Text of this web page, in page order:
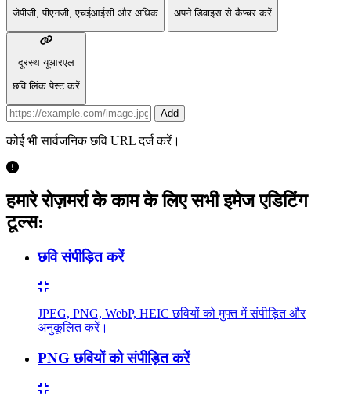
जेपीजी, पीएनजी, एचईआईसी और अधिक
अपने डिवाइस से कैप्चर करें
दूरस्थ यूआरएल
छवि लिंक पेस्ट करें
Add
कोई भी सार्वजनिक छवि URL दर्ज करें।
हमारे रोज़मर्रा के काम के लिए सभी इमेज एडिटिंग
टूल्स:
छवि संपीड़ित करें
JPEG, PNG, WebP, HEIC छवियों को मुफ्त में संपीड़ित और
अनुकूलित करें।
PNG छवियों को संपीड़ित करें